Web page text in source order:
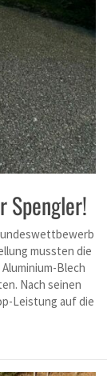
Spengler!
mussten die
Blech
Nach seinen
Leistung auf die